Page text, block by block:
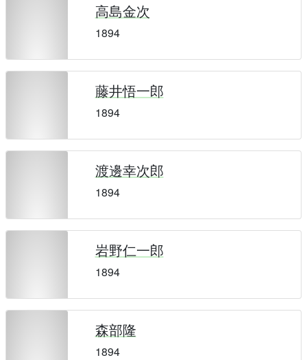
高島金次
1894
藤井悟一郎
1894
渡邊幸次郎
1894
岩野仁一郎
1894
森部隆
1894